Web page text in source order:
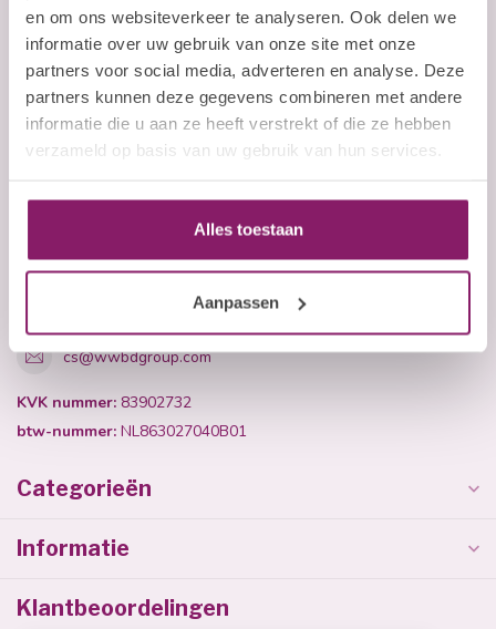
en om ons websiteverkeer te analyseren. Ook delen we
informatie over uw gebruik van onze site met onze
partners voor social media, adverteren en analyse. Deze
partners kunnen deze gegevens combineren met andere
informatie die u aan ze heeft verstrekt of die ze hebben
verzameld op basis van uw gebruik van hun services.
Alles toestaan
Aanpassen
Beauty Company
Nails and More
John F. Kennedylaan 21L
5555 XC Valkenswaard
+31 (0)40 254 75 11
+31 (0)40 254 75 11
cs@wwbdgroup.com
KVK nummer: 83902732
btw-nummer: NL863027040B01
Categorieën
Informatie
Klantbeoordelingen